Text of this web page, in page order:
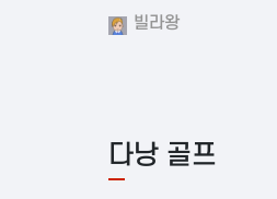
왓을때…
빌라왕
다낭 골프